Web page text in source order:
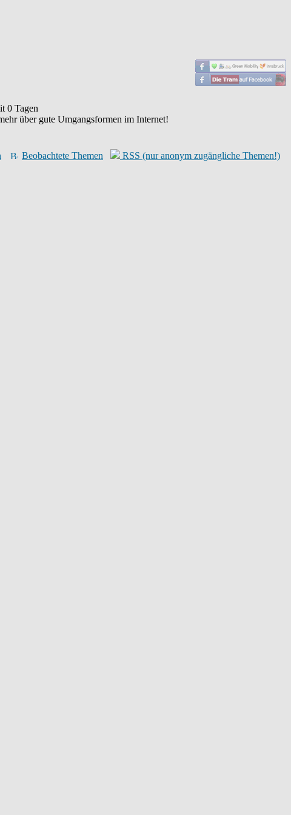
0 Tagen
über gute Umgangsformen im Internet!
Beobachtete Themen RSS (nur anonym zugängliche Themen!)